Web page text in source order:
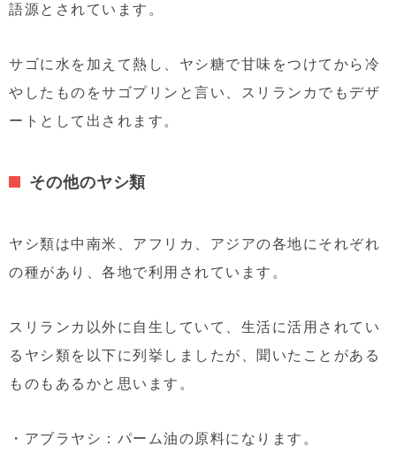
語源とされています。
サゴに水を加えて熱し、ヤシ糖で甘味をつけてから冷
やしたものをサゴプリンと言い、スリランカでもデザ
ートとして出されます。
その他のヤシ類
ヤシ類は中南米、アフリカ、アジアの各地にそれぞれ
の種があり、各地で利用されています。
スリランカ以外に自生していて、生活に活用されてい
るヤシ類を以下に列挙しましたが、聞いたことがある
ものもあるかと思います。
・アブラヤシ：パーム油の原料になります。